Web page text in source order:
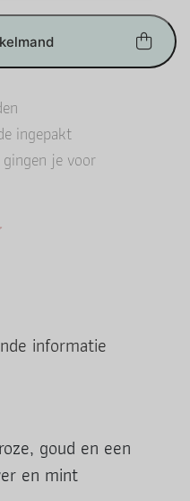
ingepakt
je voor
informatie
goud en een
en mint